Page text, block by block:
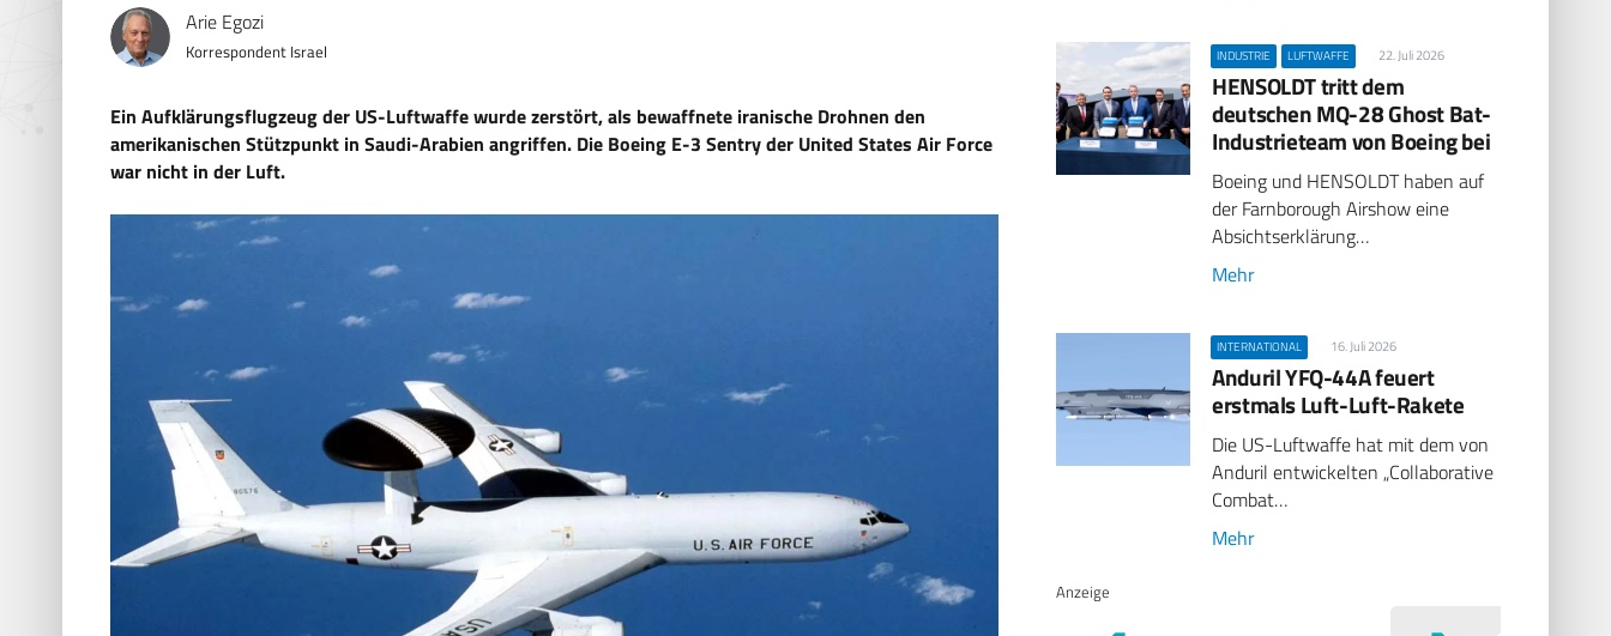
Arie Egozi
Korrespondent Israel
Ein Aufklärungsflugzeug der US-Luftwaffe wurde zerstört, als bewaffnete iranische Drohnen den
amerikanischen Stützpunkt in Saudi-Arabien angriffen. Die Boeing E-3 Sentry der United States Air Force
war nicht in der Luft.
INDUSTRIE LUFTWAFFE 22. Juli 2026
HENSOLDT tritt dem
deutschen MQ-28 Ghost Bat-
Industrieteam von Boeing bei
Boeing und HENSOLDT haben auf
der Farnborough Airshow eine
Absichtserklärung…
Mehr
INTERNATIONAL 16. Juli 2026
Anduril YFQ-44A feuert
erstmals Luft-Luft-Rakete
Die US-Luftwaffe hat mit dem von
Anduril entwickelten „Collaborative
Combat…
Mehr
Anzeige